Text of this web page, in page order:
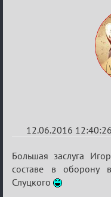
12.06.2016 12:40:26
Re:
Евро
2016
Большая заслуга
составе в оборону
Слуцкого